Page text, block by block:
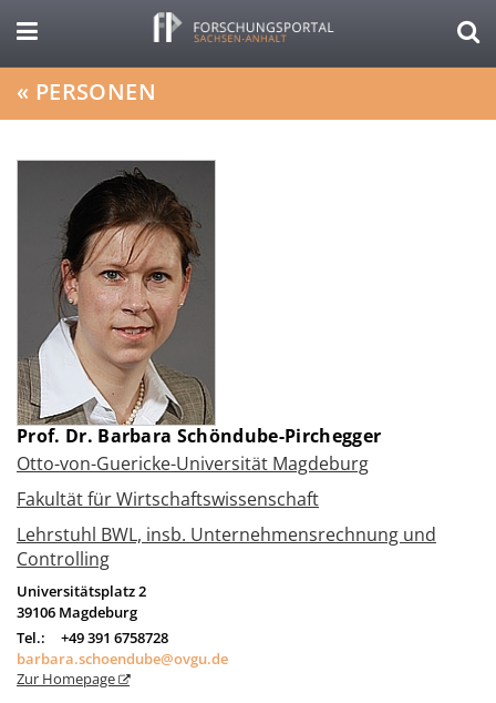
« PERSONEN
Prof. Dr. Barbara Schöndube-Pirchegger
Otto-von-Guericke-Universität Magdeburg
Fakultät für Wirtschaftswissenschaft
Lehrstuhl BWL, insb. Unternehmensrechnung und
Controlling
Universitätsplatz 2
39106 Magdeburg
Tel.:
+49 391 6758728
barbara.schoendube@ovgu.de
Zur Homepage